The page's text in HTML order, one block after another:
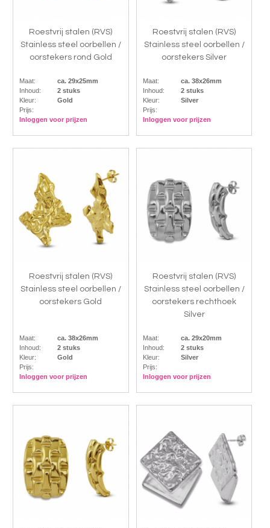
Roestvrij stalen (RVS)
Stainless steel oorbellen /
oorstekers rond Gold
Maat:
ca. 29x25mm
Inhoud:
2 stuks
Kleur:
Gold
Prijs:
Inloggen voor prijzen
Roestvrij stalen (RVS)
Stainless steel oorbellen /
oorstekers Silver
Maat:
ca. 38x26mm
Inhoud:
2 stuks
Kleur:
Silver
Prijs:
Inloggen voor prijzen
Roestvrij stalen (RVS)
Stainless steel oorbellen /
oorstekers Gold
Maat:
ca. 38x26mm
Inhoud:
2 stuks
Kleur:
Gold
Prijs:
Inloggen voor prijzen
Roestvrij stalen (RVS)
Stainless steel oorbellen /
oorstekers rechthoek
Silver
Maat:
ca. 29x20mm
Inhoud:
2 stuks
Kleur:
Silver
Prijs:
Inloggen voor prijzen